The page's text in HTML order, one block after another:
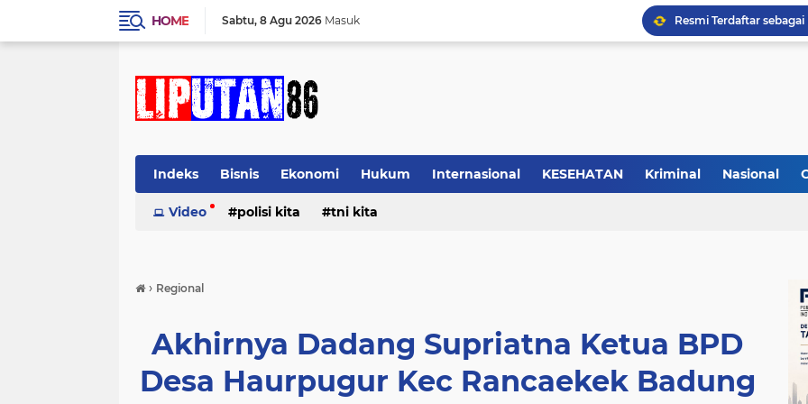
HOME Sabtu 8 Agu 2026 Masuk
Indeks Bisnis Ekonomi Hukum Internasional KESEHATAN Kriminal Nasional
Video polisi kita tni kita
› Regional
Akhirnya Dadang Supriatna Ketua BPD
Desa Haurpugur Kec Rancaekek Badung